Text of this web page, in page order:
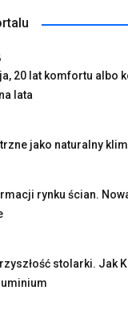
20 lat komfortu albo
lata
jako naturalny
rynku ścian.
stolarki. Jak